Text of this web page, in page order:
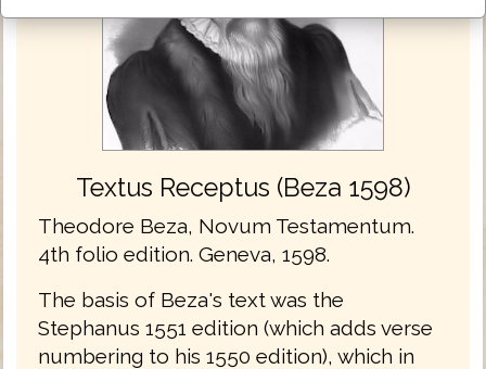
Textus Receptus (Beza 1598)
Theodore Beza, Novum Testamentum.
4th folio edition. Geneva, 1598.
The basis of Beza's text was the
Stephanus 1551 edition (which adds verse
numbering to his 1550 edition), which in